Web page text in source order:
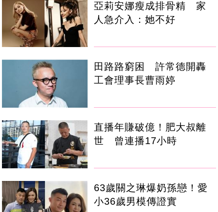
亞莉安娜瘦成排骨精 家
人急介入：她不好
田路路窮困 許常德開轟
工會理事長曹雨婷
直播年賺破億！肥大叔離
世 曾連播17小時
63歲關之琳爆奶孫戀！愛
小36歲男模傳證實